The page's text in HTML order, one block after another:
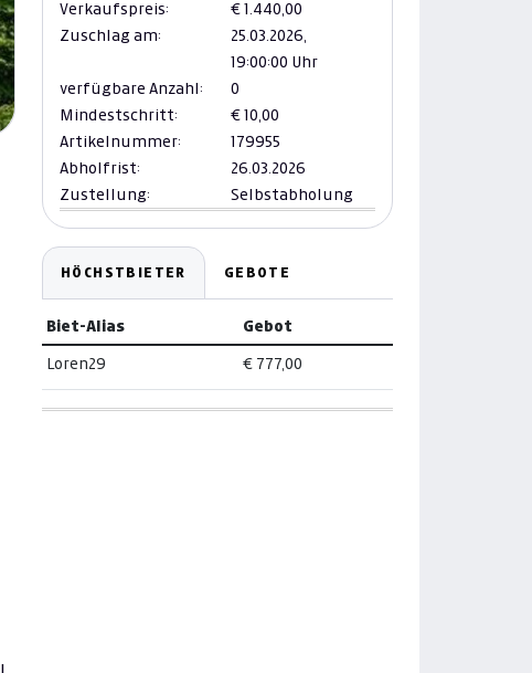
Verkaufspreis:
€ 1.440,00
Zuschlag am:
25.03.2026,
19:00:00 Uhr
verfügbare Anzahl:
0
Mindestschritt:
€ 10,00
Artikelnummer:
179955
Abholfrist:
26.03.2026
Zustellung:
Selbstabholung
HÖCHSTBIETER GEBOTE
Biet-Alias Gebot
Loren29 € 777,00